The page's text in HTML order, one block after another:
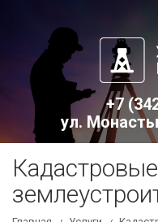
+7
ул.